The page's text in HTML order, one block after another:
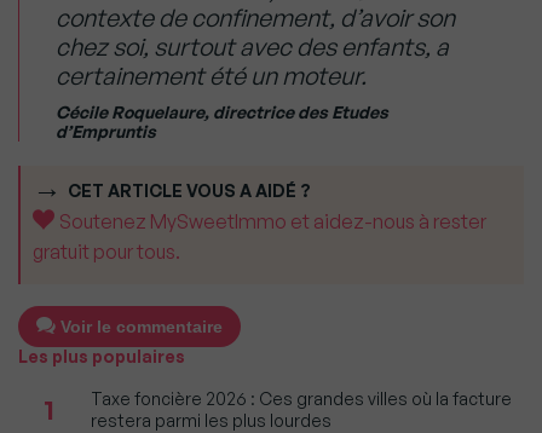
contexte de confinement, d’avoir son
chez soi, surtout avec des enfants, a
certainement été un moteur.
Cécile Roquelaure, directrice des Etudes
d’Empruntis
CET ARTICLE VOUS A AIDÉ ?
Soutenez MySweetImmo et aidez-nous à rester
gratuit pour tous.
Voir le commentaire
Les plus populaires
1
Taxe foncière 2026 : Ces grandes villes où la facture
restera parmi les plus lourdes